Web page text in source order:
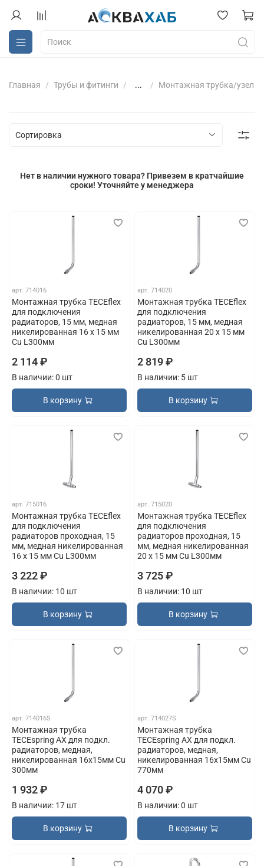
Главная Трубы и фитинги ... Монтажная трубка/узел
Нет в наличии нужного товара? Привезем в кратчайшие
сроки! Уточняйте у менеджера
арт.714016
Монтажная трубка TECEflex
для подключения
радиаторов, 15 мм, медная
никелированная 16 x 15 мм
Cu L300мм
2 114 ₽
В наличии: 0 шт
В корзину
арт. 714020
Монтажная трубка TECEflex
для подключения
радиаторов, 15 мм, медная
никелированная 20 x 15 мм
Cu L300мм
2 819 ₽
В наличии: 5 шт
В корзину
арт.715016
Монтажная трубка TECEflex
для подключения
радиаторов проходная, 15
мм, медная никелированная
16 x 15 мм Cu L300мм
3 222 ₽
В наличии: 10 шт
В корзину
арт. 715020
Монтажная трубка TECEflex
для подключения
радиаторов проходная, 15
мм, медная никелированная
20 x 15 мм Cu L300мм
3 725 ₽
В наличии: 10 шт
В корзину
арт.714016S
Монтажная трубка
TECEspring AX для подкл.
радиаторов, медная,
никелированная 16х15мм Cu
300мм
1 932 ₽
В наличии: 17 шт
В корзину
арт. 714027S
Монтажная трубка
TECEspring AX для подкл.
радиаторов, медная,
никелированная 16х15мм Cu
770мм
4 070 ₽
В наличии: 0 шт
В корзину